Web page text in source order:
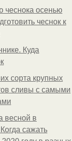
чеснока осенью
чеснок к
Куда
сорта крупных
сливы с самыми
весной в
сажать